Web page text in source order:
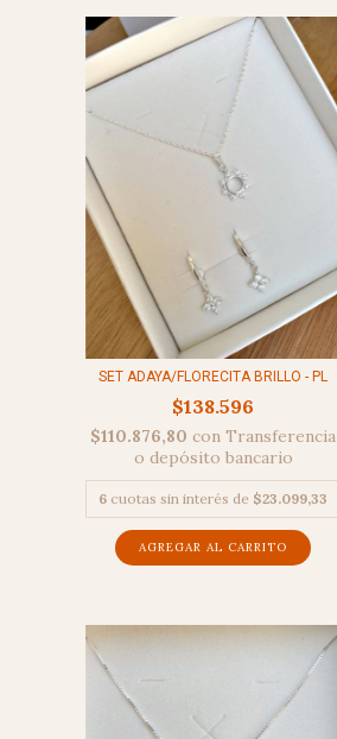
SET ADAYA/FLORECITA BRILLO - PL
$138.596
$110.876,80con Transferencia
o depósito bancario
6 cuotas sin interés de $23.099,33